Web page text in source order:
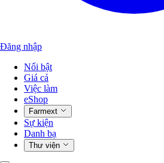
Đăng nhập
Nổi bật
Giá cả
Việc làm
eShop
Farmext
Sự kiện
Danh bạ
Thư viện